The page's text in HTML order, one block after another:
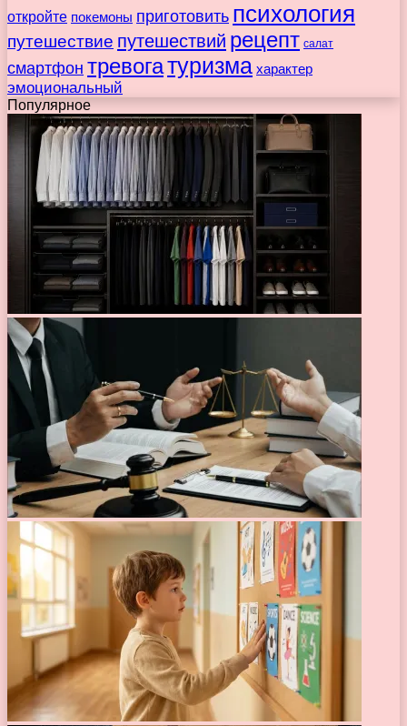
откройте покемоны приготовить психология
путешествие путешествий рецепт салат
смартфон тревогатуризма характер
эмоциональный
Популярное